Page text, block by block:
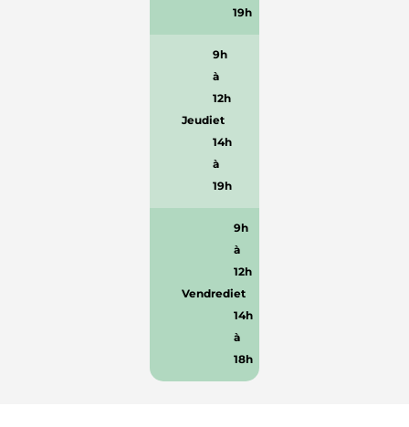
19h
Jeudi
9h
à
12h
et
14h
à
19h
Vendredi
9h
à
12h
et
14h
à
18h